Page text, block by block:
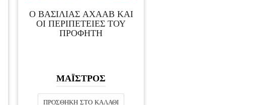
Ο ΒΑΣΙΛΙΑΣ ΑΧΑΑΒ ΚΑΙ
ΟΙ ΠΕΡΙΠΕΤΕΙΕΣ ΤΟΥ
ΠΡΟΦΗΤΗ
ΜΑΪΣΤΡΟΣ
ΠΡΟΣΘΉΚΗ ΣΤΟ ΚΑΛΆΘΙ